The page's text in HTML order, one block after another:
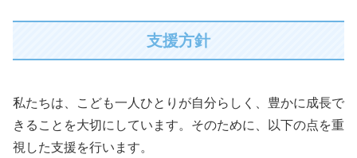
支援方針
私たちは、こども一人ひとりが自分らしく、豊かに成長で
きることを大切にしています。そのために、以下の点を重
視した支援を行います。